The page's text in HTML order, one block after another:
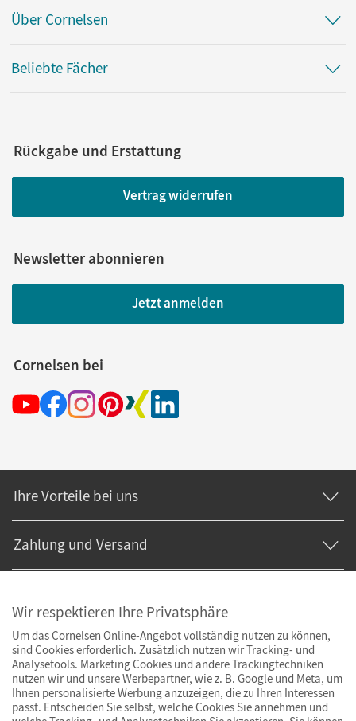
Über Cornelsen
Beliebte Fächer
Rückgabe und Erstattung
Vertrag widerrufen
Newsletter abonnieren
Jetzt anmelden
Cornelsen bei
Ihre Vorteile bei uns
Zahlung und Versand
Wir respektieren Ihre Privatsphäre
Um das Cornelsen Online-Angebot vollständig nutzen zu können,
sind Cookies erforderlich. Zusätzlich nutzen wir Tracking- und
Analysetools. Marketing Cookies und andere Trackingtechniken
nutzen wir und unsere Werbepartner, wie z. B. Google und Meta, um
Ihnen personalisierte Werbung anzuzeigen, die zu Ihren Interessen
passt. Entscheiden Sie selbst, welche Cookies Sie annehmen und